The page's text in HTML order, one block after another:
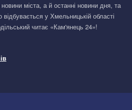
міста, а й останні новини дня, та
у Хмельницькій області
читає «Кам'янець 24»!